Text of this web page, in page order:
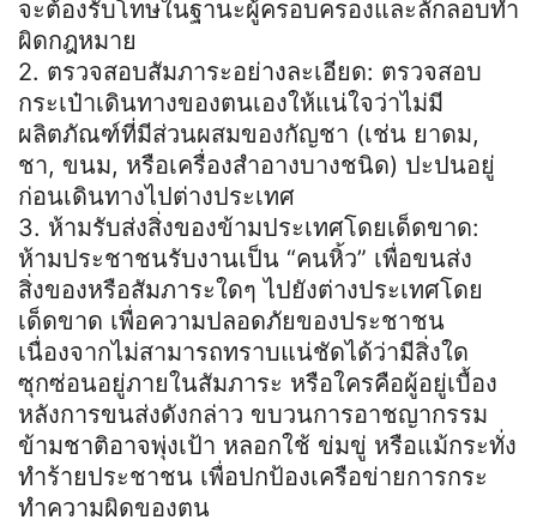
จะต้องรับโทษในฐานะผู้ครอบครองและลักลอบทำ
ผิดกฎหมาย
2. ตรวจสอบสัมภาระอย่างละเอียด: ตรวจสอบ
กระเป๋าเดินทางของตนเองให้แน่ใจว่าไม่มี
ผลิตภัณฑ์ที่มีส่วนผสมของกัญชา (เช่น ยาดม,
ชา, ขนม, หรือเครื่องสำอางบางชนิด) ปะปนอยู่
ก่อนเดินทางไปต่างประเทศ
3. ห้ามรับส่งสิ่งของข้ามประเทศโดยเด็ดขาด:
ห้ามประชาชนรับงานเป็น “คนหิ้ว” เพื่อขนส่ง
สิ่งของหรือสัมภาระใดๆ ไปยังต่างประเทศโดย
เด็ดขาด เพื่อความปลอดภัยของประชาชน
เนื่องจากไม่สามารถทราบแน่ชัดได้ว่ามีสิ่งใด
ซุกซ่อนอยู่ภายในสัมภาระ หรือใครคือผู้อยู่เบื้อง
หลังการขนส่งดังกล่าว ขบวนการอาชญากรรม
ข้ามชาติอาจพุ่งเป้า หลอกใช้ ข่มขู่ หรือแม้กระทั่ง
ทำร้ายประชาชน เพื่อปกป้องเครือข่ายการกระ
ทำความผิดของตน